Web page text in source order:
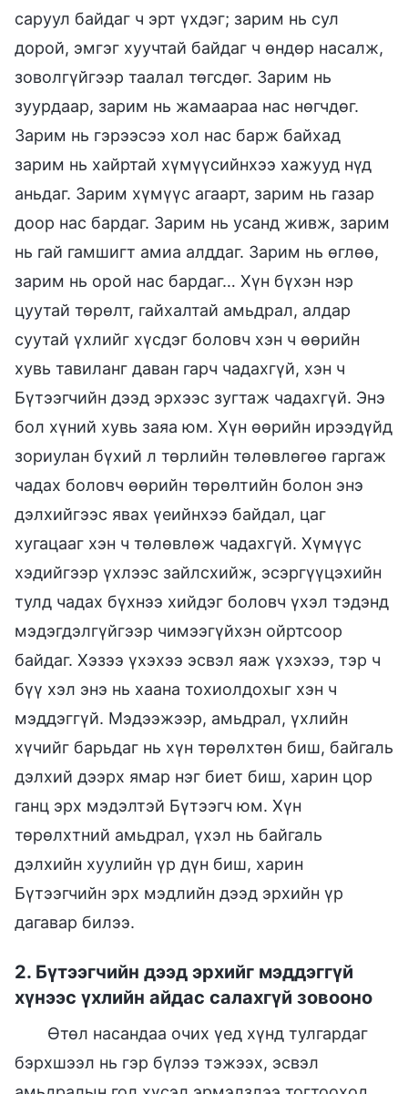
саруул байдаг ч эрт үхдэг; зарим нь сул
дорой, эмгэг хуучтай байдаг ч өндөр насалж,
зоволгүйгээр таалал төгсдөг. Зарим нь
зуурдаар, зарим нь жамаараа нас нөгчдөг.
Зарим нь гэрээсээ хол нас барж байхад
зарим нь хайртай хүмүүсийнхээ хажууд нүд
аньдаг. Зарим хүмүүс агаарт, зарим нь газар
доор нас бардаг. Зарим нь усанд живж, зарим
нь гай гамшигт амиа алддаг. Зарим нь өглөө,
зарим нь орой нас бардаг… Хүн бүхэн нэр
цуутай төрөлт, гайхалтай амьдрал, алдар
суутай үхлийг хүсдэг боловч хэн ч өөрийн
хувь тавиланг даван гарч чадахгүй, хэн ч
Бүтээгчийн дээд эрхээс зугтаж чадахгүй. Энэ
бол хүний хувь заяа юм. Хүн өөрийн ирээдүйд
зориулан бүхий л төрлийн төлөвлөгөө гаргаж
чадах боловч өөрийн төрөлтийн болон энэ
дэлхийгээс явах үеийнхээ байдал, цаг
хугацааг хэн ч төлөвлөж чадахгүй. Хүмүүс
хэдийгээр үхлээс зайлсхийж, эсэргүүцэхийн
тулд чадах бүхнээ хийдэг боловч үхэл тэдэнд
мэдэгдэлгүйгээр чимээгүйхэн ойртсоор
байдаг. Хэзээ үхэхээ эсвэл яаж үхэхээ, тэр ч
бүү хэл энэ нь хаана тохиолдохыг хэн ч
мэддэггүй. Мэдээжээр, амьдрал, үхлийн
хүчийг барьдаг нь хүн төрөлхтөн биш, байгаль
дэлхий дээрх ямар нэг биет биш, харин цор
ганц эрх мэдэлтэй Бүтээгч юм. Хүн
төрөлхтний амьдрал, үхэл нь байгаль
дэлхийн хуулийн үр дүн биш, харин
Бүтээгчийн эрх мэдлийн дээд эрхийн үр
дагавар билээ.
2. Бүтээгчийн дээд эрхийг мэддэггүй
хүнээс үхлийн айдас салахгүй зовооно
Өтөл насандаа очих үед хүнд тулгардаг
бэрхшээл нь гэр бүлээ тэжээх, эсвэл